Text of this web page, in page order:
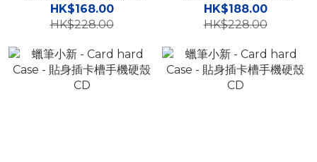
HK$168.00
HK$228.00
HK$188.00
HK$228.00